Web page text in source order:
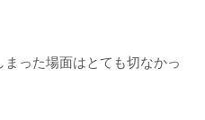
った場面はとても切なかっ